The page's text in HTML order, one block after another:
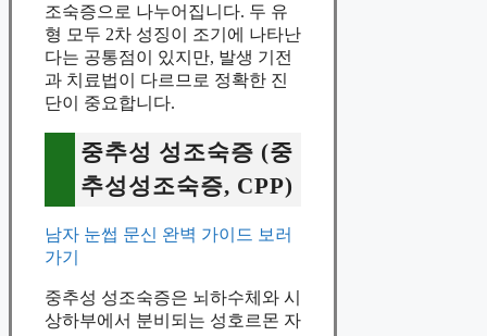
조숙증으로 나누어집니다. 두 유
형 모두 2차 성징이 조기에 나타난
다는 공통점이 있지만, 발생 기전
과 치료법이 다르므로 정확한 진
단이 중요합니다.
중추성 성조숙증 (중
추성성조숙증, CPP)
남자 눈썹 문신 완벽 가이드 보러
가기
중추성 성조숙증은 뇌하수체와 시
상하부에서 분비되는 성호르몬 자